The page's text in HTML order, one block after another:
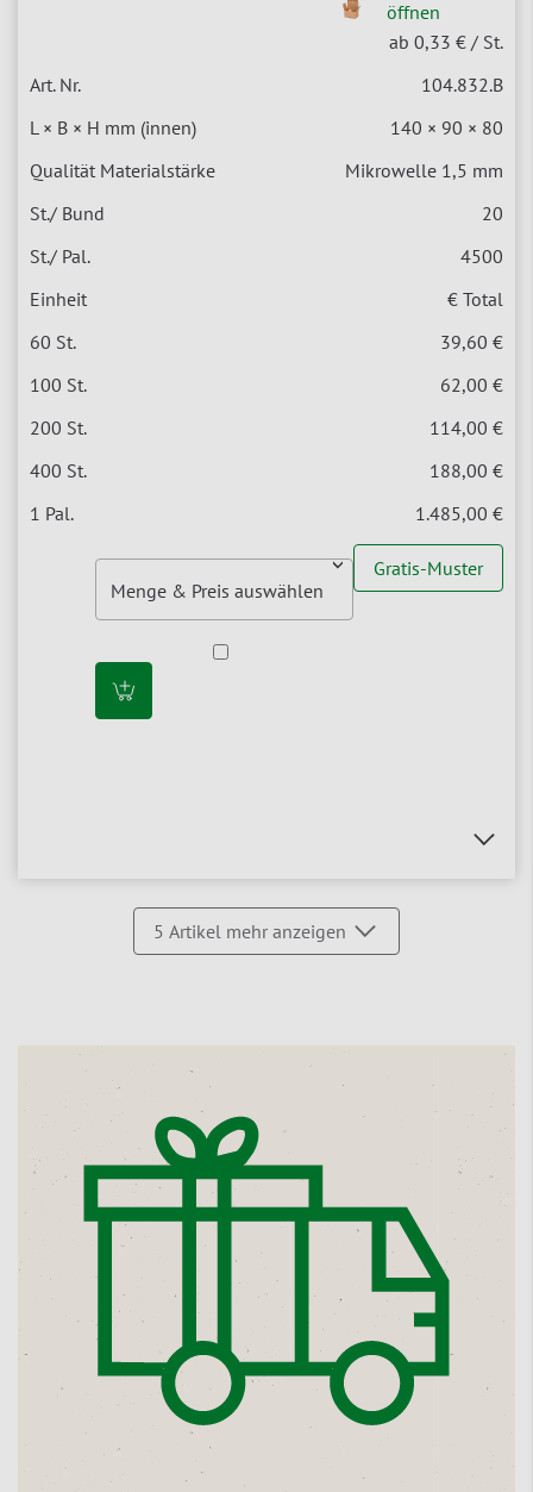
öffnen
ab 0,33 € / St.
104.832.B
140 × 90 × 80
Mikrowelle 1,5 mm
20
4500
€ Total
39,60 €
62,00 €
114,00 €
188,00 €
1.485,00 €
Gratis-Muster
5 Artikel mehr anzeigen